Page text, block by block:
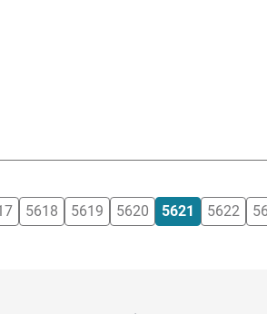
5618 5619 5620 5621 5622